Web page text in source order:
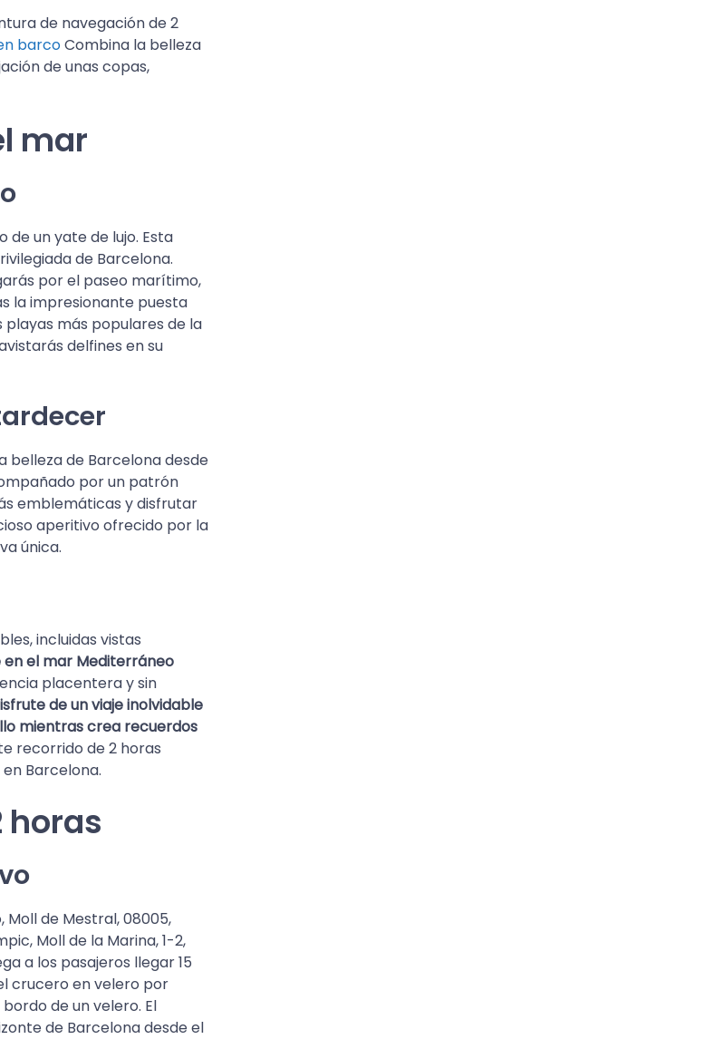
de navegación de 2
barcoCombina la belleza
de unas copas,
mar
un yate de lujo. Esta
de Barcelona.
por el paseo marítimo,
la impresionante puesta
playas más populares de la
delfines en su
belleza de Barcelona desde
por un patrón
emblemáticas y disfrutar
aperitivo ofrecido por la
única.
incluidas vistas
el mar Mediterráneo
placentera y sin
de un viaje inolvidable
mientras crea recuerdos
recorrido de 2 horas
en Barcelona.
horas
de Mestral, 08005,
Moll de la Marina, 1-2,
a los pasajeros llegar 15
crucero en velero por
de un velero. El
de Barcelona desde el